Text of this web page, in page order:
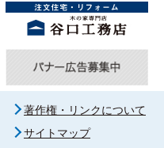
著作権・リンクについて
サイトマップ